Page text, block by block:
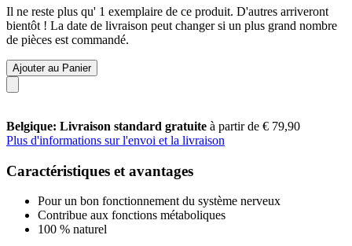
Il ne reste plus qu' 1 exemplaire de ce produit. D'autres arriveront
bientôt ! La date de livraison peut changer si un plus grand nombre
de pièces est commandé.
Ajouter au Panier
Belgique: Livraison standard gratuite à partir de € 79,90
Plus d'informations sur l'envoi et la livraison
Caractéristiques et avantages
Pour un bon fonctionnement du système nerveux
Contribue aux fonctions métaboliques
100 % naturel